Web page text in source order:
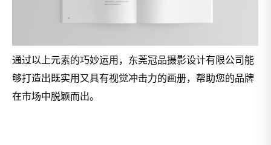
通过以上元素的巧妙运用，东莞冠品摄影设计有限公司能
够打造出既实用又具有视觉冲击力的画册，帮助您的品牌
在市场中脱颖而出。